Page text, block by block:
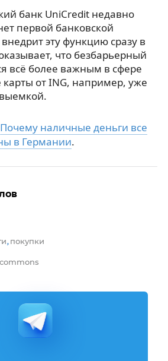
банк UniCredit недавно
первой банковской
эту функцию сразу в
что безбарьерный
всё более важным в сфере
от ING, например, уже
Почему наличные деньги все
в Германии.
, покупки